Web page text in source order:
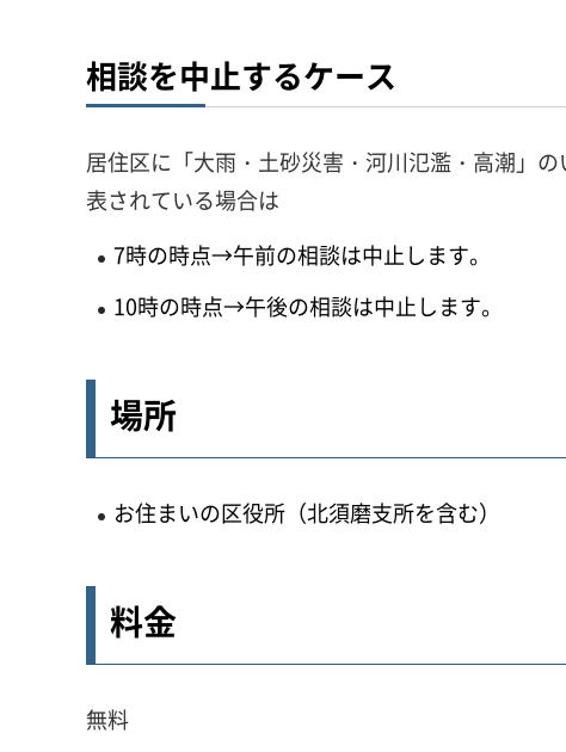
相談を中止するケース
居住区に「大雨・土砂災害・河川氾濫・高潮」
表されている場合は
7時の時点→午前の相談は中止します。
10時の時点→午後の相談は中止します。
場所
お住まいの区役所（北須磨支所を含む）
料金
無料